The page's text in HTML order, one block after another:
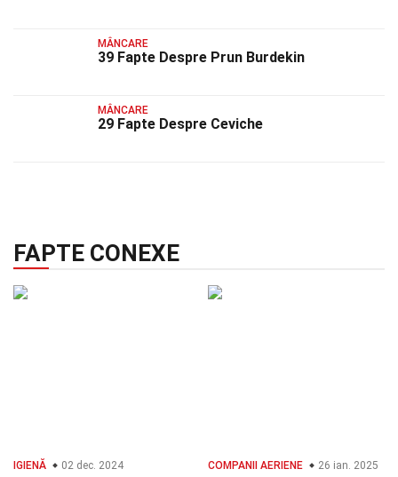
MÂNCARE
39 Fapte Despre Prun Burdekin
MÂNCARE
29 Fapte Despre Ceviche
FAPTE CONEXE
IGIENĂ 02 dec. 2024 COMPANII AERIENE 26 ian. 2025